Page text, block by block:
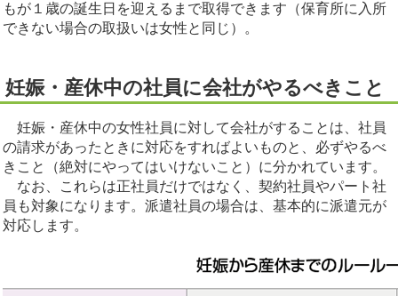
もが１歳の誕生日を迎えるまで取得できます（保育所に入所
できない場合の取扱いは女性と同じ）。
妊娠・産休中の社員に会社がやるべきこと
妊娠・産休中の女性社員に対して会社がすることは、社員
の請求があったときに対応をすればよいものと、必ずやるべ
きこと（絶対にやってはいけないこと）に分かれています。
なお、これらは正社員だけではなく、契約社員やパート社
員も対象になります。派遣社員の場合は、基本的に派遣元が
対応します。